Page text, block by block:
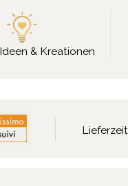
& Kreationen